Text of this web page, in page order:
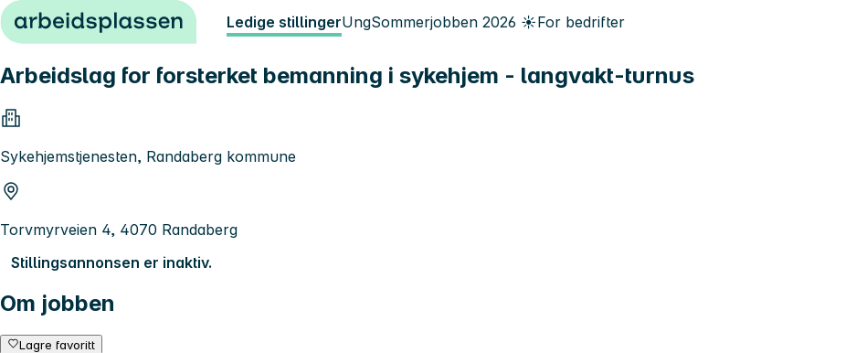
Hopp til innhold Ledige stillingerUngSommerjobben 2026 ☀️For bedrifter
Arbeidslag for forsterket bemanning i sykehjem - langvakt-turnus
Sykehjemstjenesten, Randaberg kommune
Torvmyrveien 4, 4070 Randaberg
Stillingsannonsen er inaktiv.
Om jobben
Lagre favoritt